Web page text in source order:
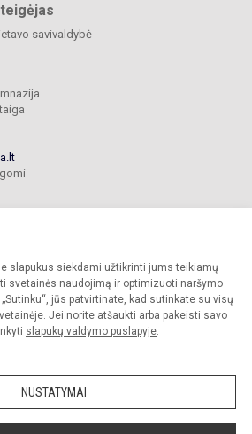
slapukus siekdami užtikrinti jums teikiamų
svetainės naudojimą ir optimizuoti naršymo
jūs patvirtinate, kad sutinkate su visų
Jei norite atšaukti arba pakeisti savo
slapukų valdymo puslapyje.
NUSTATYMAI
savivaldybė
Ivinskio gimnazija. Visos teisės saugomos.
gimnazijos sutikimo griežtai draudžiama.
paraiška Slapukų valdymas